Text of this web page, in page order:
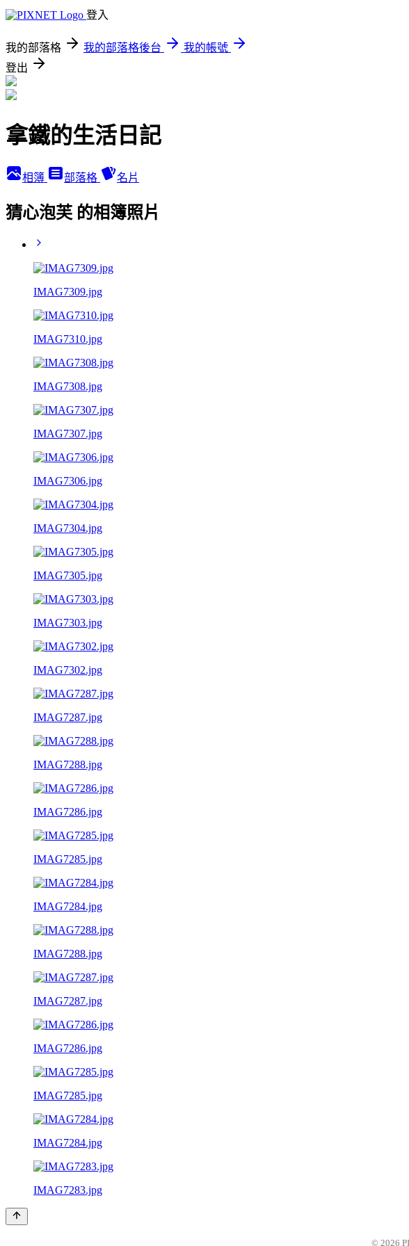
登入
我的部落格 我的部落格後台
我的帳號
登出
拿鐵的生活日記
相簿 部落格 名片
猜心泡芙 的相簿照片
IMAG7309.jpg
IMAG7310.jpg
IMAG7308.jpg
IMAG7307.jpg
IMAG7306.jpg
IMAG7304.jpg
IMAG7305.jpg
IMAG7303.jpg
IMAG7302.jpg
IMAG7287.jpg
IMAG7288.jpg
IMAG7286.jpg
IMAG7285.jpg
IMAG7284.jpg
IMAG7288.jpg
IMAG7287.jpg
IMAG7286.jpg
IMAG7285.jpg
IMAG7284.jpg
IMAG7283.jpg
© 2026